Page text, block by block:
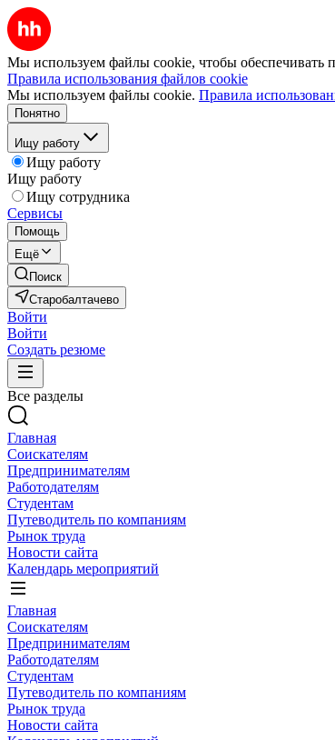
Мы используем файлы cookie, чтобы обеспечивать
Правила использования файлов cookie
Мы используем файлы cookie. Правила
Понятно
Ищу работу
Ищу работу
Ищу работу
Ищу сотрудника
Сервисы
Помощь
Ещё
Поиск
Старобалтачево
Войти
Войти
Создать резюме
Все разделы
Главная
Соискателям
Предпринимателям
Работодателям
Студентам
Путеводитель по компаниям
Рынок труда
Новости сайта
Календарь мероприятий
Главная
Соискателям
Предпринимателям
Работодателям
Студентам
Путеводитель по компаниям
Рынок труда
Новости сайта